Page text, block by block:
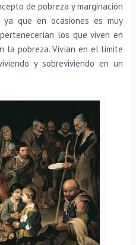
de pobreza y marginación
que en ocasiones es muy
los que viven en
la pobreza. Vivían en el límite
y sobreviviendo en un